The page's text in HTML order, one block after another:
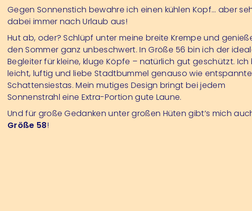
Gegen Sonnenstich bewahre ich einen kühlen Kopf… aber
dabei immer nach Urlaub aus!
Hut ab, oder? Schlüpf unter meine breite Krempe und
den Sommer ganz unbeschwert. In Größe 56 bin ich der
Begleiter für kleine, kluge Köpfe – natürlich gut geschützt. Ich
leicht, luftig und liebe Stadtbummel genauso wie entspannte
Schattensiestas. Mein mutiges Design bringt bei jedem
Sonnenstrahl eine Extra-Portion gute Laune.
Und für große Gedanken unter großen Hüten gibt’s mich
Größe 58!